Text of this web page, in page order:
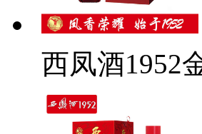
西凤酒1952